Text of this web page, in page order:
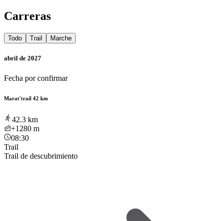
Carreras
Todo Trail Marche
abril de 2027
Fecha por confirmar
Marat'trail 42 km
42.3 km
+1280 m
08:30
Trail
Trail de descubrimiento